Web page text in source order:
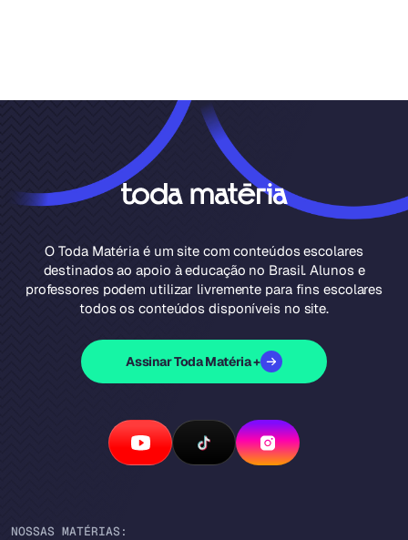
O Toda Matéria é um site com conteúdos escolares
destinados ao apoio à educação no Brasil. Alunos e
professores podem utilizar livremente para fins escolares
todos os conteúdos disponíveis no site.
Assinar Toda Matéria +
NOSSAS MATÉRIAS: